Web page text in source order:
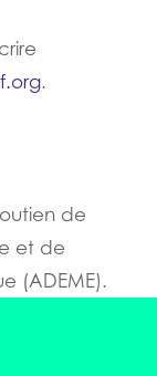
.
de
et de
(ADEME).